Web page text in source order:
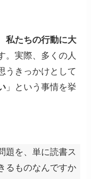
私たちの行動に大
。実際、多くの人
うきっかけとして
」という事情を挙
題を、単に読書ス
るものなんですか